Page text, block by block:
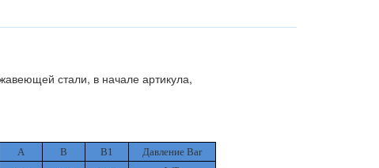
стали, в начале артикула,
А B B1
Давление Bar